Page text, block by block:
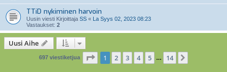
TTiD nykiminen harvoin
Uusin viesti Kirjoittaja SS « La Syys 02, 2023 08:23
Vastaukset: 2
Uusi Aihe
697 viestiketjua Sivu /14
1 2 3 4 5 … 14